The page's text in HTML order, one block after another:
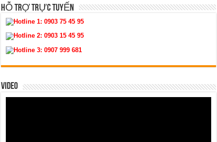
HỖ TRỢ TRỰC TUYẾN
Hotline 1:0903 75 45 95
Hotline 2:0903 15 45 95
Hotline 3:0907 999 681
VIDEO